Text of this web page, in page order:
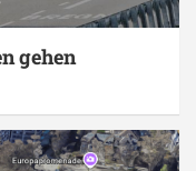
gehen